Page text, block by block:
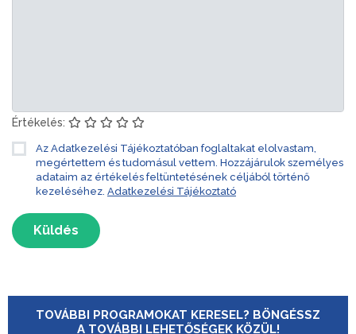
Értékelés:
Az Adatkezelési Tájékoztatóban foglaltakat elolvastam,
megértettem és tudomásul vettem. Hozzájárulok személyes
adataim az értékelés feltüntetésének céljából történő
kezeléséhez. Adatkezelési Tájékoztató
Küldés
TOVÁBBI PROGRAMOKAT KERESEL? BÖNGÉSSZ
A TOVÁBBI LEHETŐSÉGEK KÖZÜL!